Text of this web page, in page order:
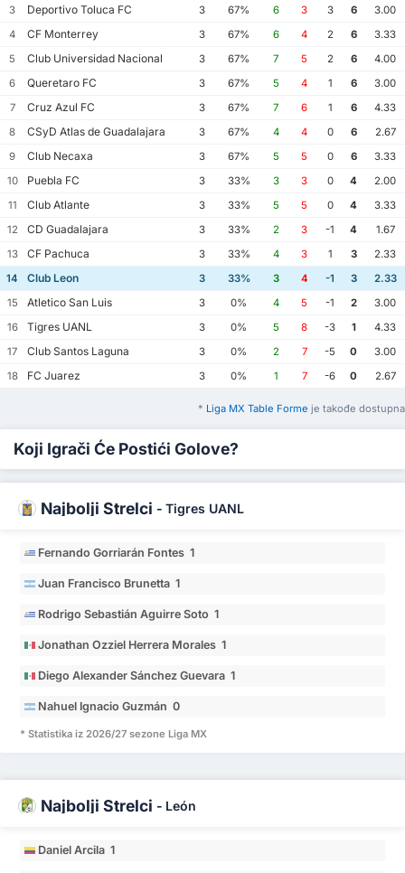
3
Deportivo Toluca FC 3 67% 6 3 3 6
3.00
4
CF Monterrey 3 67% 6 4 2 6
3.33
5
Club Universidad Nacional 3 67% 7 5 2 6
4.00
6
Queretaro FC 3 67% 5 4 1 6
3.00
7
Cruz Azul FC 3 67% 7 6 1 6
4.33
8
CSyD Atlas de Guadalajara 3 67% 4 4 0 6
2.67
9
Club Necaxa 3 67% 5 5 0 6
3.33
10
Puebla FC 3 33% 3 3 0 4
2.00
11
Club Atlante 3 33% 5 5 0 4
3.33
12
CD Guadalajara 3 33% 2 3 -1 4
1.67
13
CF Pachuca 3 33% 4 3 1 3
2.33
14
Club Leon 3 33% 3 4 -1 3
2.33
15
Atletico San Luis 3 0% 4 5 -1 2
3.00
16
Tigres UANL 3 0% 5 8 -3 1
4.33
17
Club Santos Laguna 3 0% 2 7 -5 0
3.00
18
FC Juarez 3 0% 1 7 -6 0 2.67
* Liga MX Table Forme je takođe dostupna
Koji Igrači Će Postići Golove?
Najbolji Strelci - Tigres UANL
Fernando Gorriarán Fontes 1
Juan Francisco Brunetta 1
Rodrigo Sebastián Aguirre Soto 1
Jonathan Ozziel Herrera Morales 1
Diego Alexander Sánchez Guevara 1
Nahuel Ignacio Guzmán 0
* Statistika iz 2026/27 sezone Liga MX
Najbolji Strelci - León
Daniel Arcila 1